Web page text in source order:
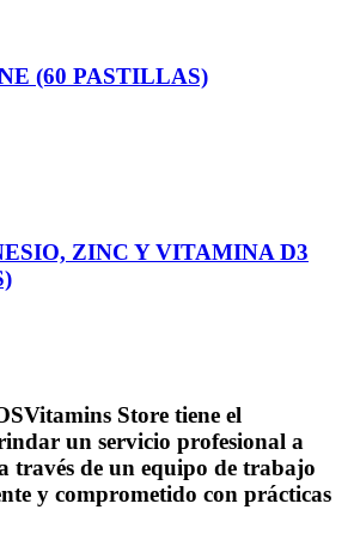
(60 PASTILLAS)
ZINC Y VITAMINA D3
Vitamins Store tiene el
un servicio profesional a
través de un equipo de trabajo
y comprometido con prácticas